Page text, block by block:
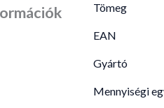
Tömeg
EAN
Gyártó
Mennyiségi